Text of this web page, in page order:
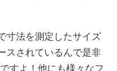
寸法を測定したサイズ
スされているんで是非
すよ！他にも様々なフ